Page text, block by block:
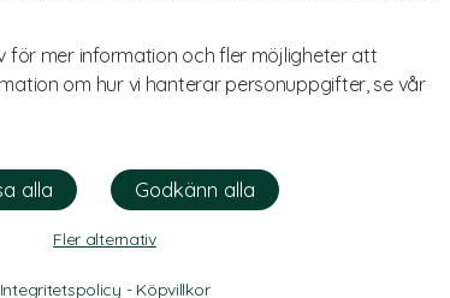
för mer information och fler möjligheter att
om hur vi hanterar personuppgifter, se vår
Fler alternativ
Integritetspolicy - Köpvillkor